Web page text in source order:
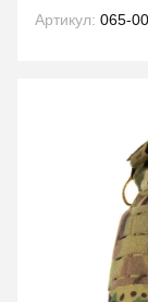
Артикул: 065-